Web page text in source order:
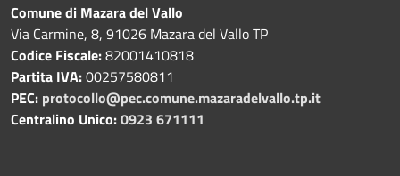
Comune di Mazara del Vallo
Via Carmine, 8, 91026 Mazara del Vallo TP
Codice Fiscale:82001410818
Partita IVA:00257580811
PEC: protocollo@pec.comune.mazaradelvallo.tp.it
Centralino Unico:0923 671111